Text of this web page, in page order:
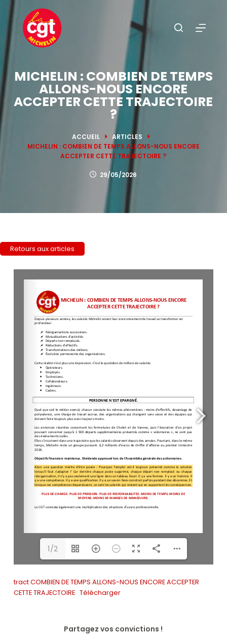
P
a
s
u
MICHELIN : COMBIEN DE TEMPS
ALLONS-NOUS ENCORE
ACCEPTER CETTE TRAJECTOIRE
?
ACCUEIL
ARTICLES
MICHELIN : COMBIEN DE TEMPS ALLONS-NOUS ENCORE
ACCEPTER CETTE TRAJECTOIRE ?
29/05/2026
Retours aux articles
1/2
tract COMBIEN DE TEMPS ALLONS-NOUS ENCORE ACCEPTER
CETTE TRAJECTOIRE Télécharger
Partagez vos convictions !